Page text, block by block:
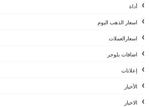
أداة
اسعار الذهب اليوم
اسعارالعملات
اضافات بلوجر
إعلانات
الأخبار
الاخبار